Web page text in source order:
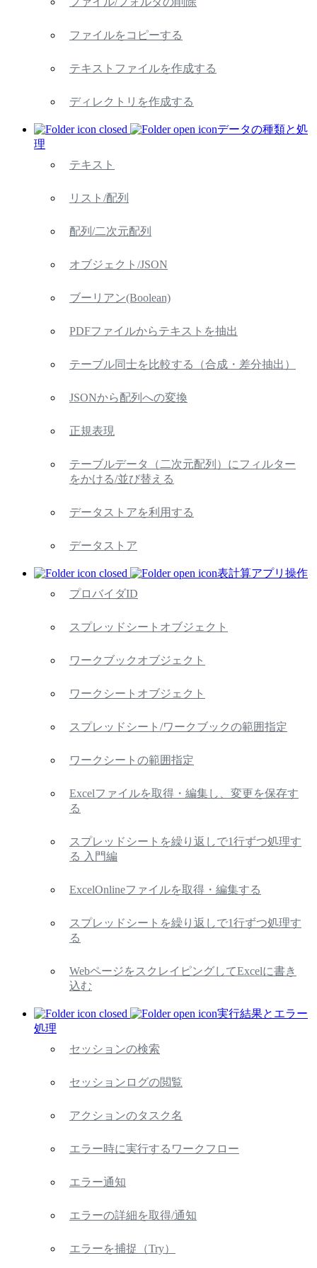
ファイルをコピーする
テキストファイルを作成する
ディレクトリを作成する
データの種類と処
理
テキスト
リスト/配列
配列/二次元配列
オブジェクト/JSON
ブーリアン(Boolean)
PDFファイルからテキストを抽出
テーブル同士を比較する（合成・差分抽出）
JSONから配列への変換
正規表現
テーブルデータ（二次元配列）にフィルター
をかける/並び替える
データストアを利用する
データストア
表計算アプリ操作
プロバイダID
スプレッドシートオブジェクト
ワークブックオブジェクト
ワークシートオブジェクト
スプレッドシート/ワークブックの範囲指定
ワークシートの範囲指定
Excelファイルを取得・編集し、変更を保存す
る
スプレッドシートを繰り返しで1行ずつ処理す
る 入門編
ExcelOnlineファイルを取得・編集する
スプレッドシートを繰り返しで1行ずつ処理す
る
WebページをスクレイピングしてExcelに書き
込む
実行結果とエラー
処理
セッションの検索
セッションログの閲覧
アクションのタスク名
エラー時に実行するワークフロー
エラー通知
エラーの詳細を取得/通知
エラーを捕捉（Try）